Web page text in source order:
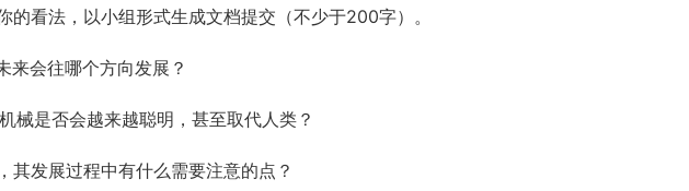
的看法，以小组形式生成文档提交（不少于200字）。
来会往哪个方向发展？
械是否会越来越聪明，甚至取代人类？
其发展过程中有什么需要注意的点？
14小时前
1小时前
2小时前